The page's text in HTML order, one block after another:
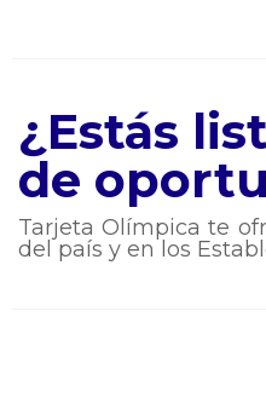
¿Estás
de
Tarjeta Olímpica te
del país y en los